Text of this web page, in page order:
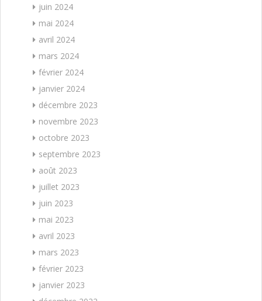
juin 2024
mai 2024
avril 2024
mars 2024
février 2024
janvier 2024
décembre 2023
novembre 2023
octobre 2023
septembre 2023
août 2023
juillet 2023
juin 2023
mai 2023
avril 2023
mars 2023
février 2023
janvier 2023